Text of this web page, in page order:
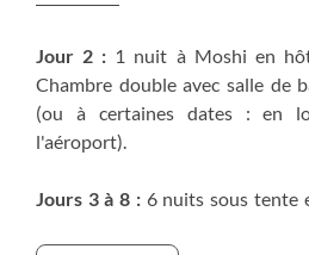
consulter
Les taxes (droits d'entrée
communautaires, wild life fees)
l'ascension du Kilimandjaro.
facturée lors de l’inscription
Jour 2 : 1 nuit à Moshi en
Chambre double avec salle de
(ou à certaines dates : en
l'aéroport).
Jours 3 à 8 :6 nuits sous tente